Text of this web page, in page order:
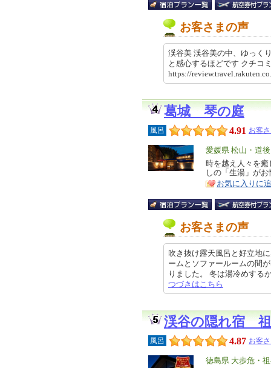
お客さまの声
渓谷美 渓谷美の中、ゆっく
と感心するほどです クチ
https://
葛城 琴の庭
風呂 4.91 お客
エ
リ
ア
愛媛県 松山・道後
特
徴
時を越え人々を
しの「生湯」が
お気に入りに
お客さまの声
吹き抜け露天風呂と好立地
ームとソファールームの間
りました。 冬は湯冷めす
つづきはこちら
渓谷の隠れ宿
風呂 4.87 お客
エ
徳島県 大歩危・